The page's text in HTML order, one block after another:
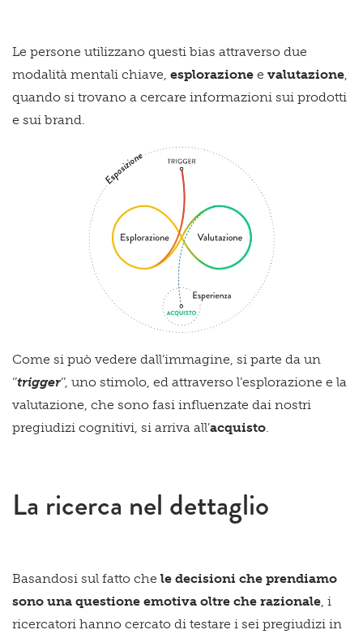
Le persone utilizzano questi bias attraverso due
modalità mentali chiave, esplorazione e valutazione
quando si trovano a cercare informazioni sui prodotti
e sui brand.
Come si può vedere dall’immagine, si parte da un
‘’trigger’’, uno stimolo, ed attraverso l’esplorazione e la
valutazione, che sono fasi influenzate dai nostri
pregiudizi cognitivi, si arriva all’acquisto.
La ricerca nel dettaglio
Basandosi sul fatto che le decisioni che prendiamo
sono una questione emotiva oltre che razionale, i
ricercatori hanno cercato di testare i sei pregiudizi in